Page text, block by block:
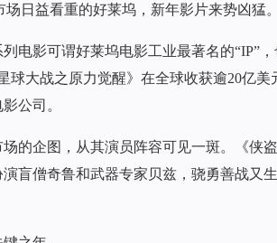
日益看重的好莱坞，新年影片来势凶猛。
电影可谓好莱坞电影工业最著名的“IP”
球大战之原力觉醒》在全球收获逾20亿
公司。
场的企图，从其演员阵容可见一斑。《
盲僧奇鲁和武器专家贝兹，骁勇善战又